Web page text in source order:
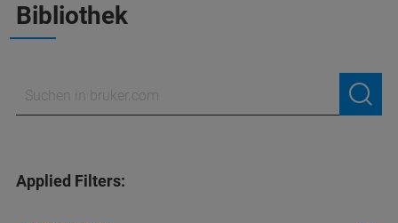
Bibliothek
Applied Filters: